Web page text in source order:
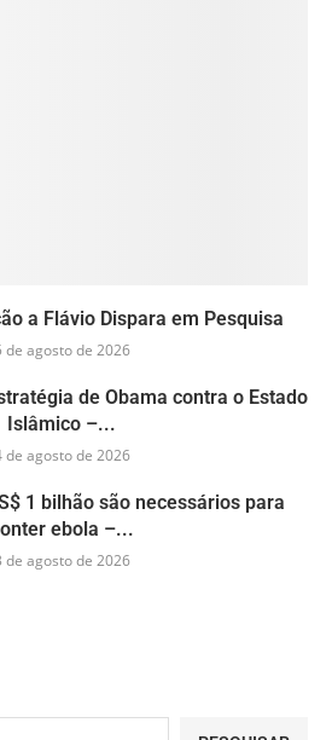
a Flávio Dispara em Pesquisa
de agosto de 2026
de Obama contra o Estado
Islâmico –...
de agosto de 2026
1 bilhão são necessários para
ebola –...
de agosto de 2026